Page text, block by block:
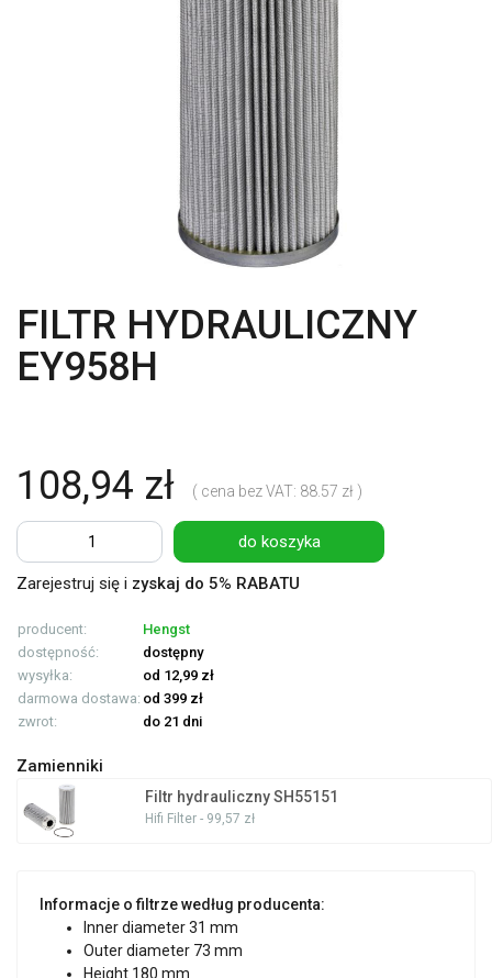
FILTR HYDRAULICZNY
EY958H
108,94 zł ( cena bez VAT: 88.57 zł )
do koszyka
Zarejestruj się i zyskaj do 5% RABATU
producent:
Hengst
dostępność:
dostępny
wysyłka:
od 12,99 zł
darmowa dostawa: od 399 zł
zwrot:
do 21 dni
Zamienniki
Filtr hydrauliczny SH55151
Hifi Filter - 99,57 zł
Informacje o filtrze według producenta:
Inner diameter 31 mm
Outer diameter 73 mm
Height 180 mm